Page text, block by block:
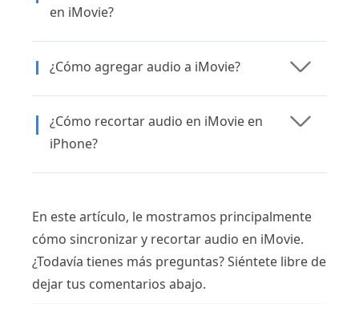
en iMovie?
¿Cómo agregar audio a iMovie?
¿Cómo recortar audio en iMovie en
iPhone?
En este artículo, le mostramos principalmente
cómo sincronizar y recortar audio en iMovie.
¿Todavía tienes más preguntas? Siéntete libre de
dejar tus comentarios abajo.